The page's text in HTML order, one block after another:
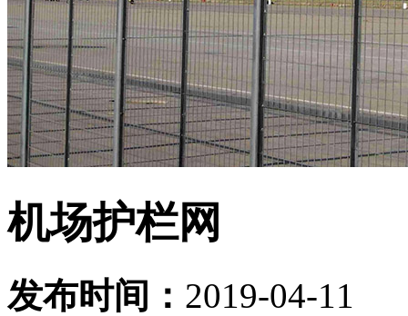
机场护栏网
发布时间： 2019-04-11